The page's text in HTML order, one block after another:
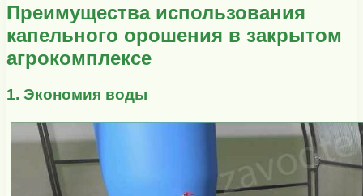
Преимущества использования
капельного орошения в закрытом
агрокомплексе
1. Экономия воды